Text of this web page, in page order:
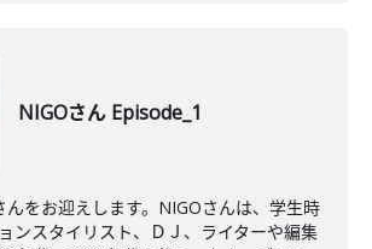
NIGOさん Episode_1
んをお迎えします。NIGOさんは、学生時
ンスタイリスト、ＤＪ、ライターや編集